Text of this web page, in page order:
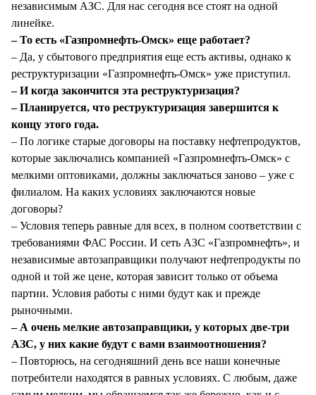
независимым АЗС. Для нас сегодня все стоят на одной
линейке.
– То есть «Газпромнефть-Омск» еще работает?
– Да, у сбытового предприятия еще есть активы, однако к
реструктуризации «Газпромнефть-Омск» уже приступил.
– И когда закончится эта реструктуризация?
– Планируется, что реструктуризация завершится к
концу этого года.
– По логике старые договоры на поставку нефтепродуктов,
которые заключались компанией «Газпромнефть-Омск» с
мелкими оптовиками, должны заключаться заново – уже с
филиалом. На каких условиях заключаются новые
договоры?
– Условия теперь равные для всех, в полном соответствии с
требованиями ФАС России. И сеть АЗС «Газпромнефть», и
независимые автозаправщики получают нефтепродукты по
одной и той же цене, которая зависит только от объема
партии. Условия работы с ними будут как и прежде
рыночными.
– А очень мелкие автозаправщики, у которых две-три
АЗС, у них какие будут с вами взаимоотношения?
– Повторюсь, на сегодняшний день все наши конечные
потребители находятся в равных условиях. С любым, даже